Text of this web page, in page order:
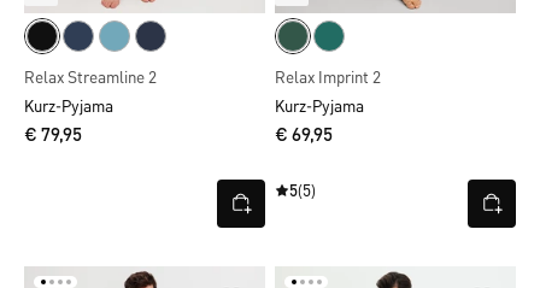
Relax Streamline 2
Kurz-Pyjama
€ 79,95
Relax Imprint 2
Kurz-Pyjama
€ 69,95
5(5)